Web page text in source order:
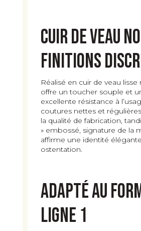
Cuir de veau
finitions
Réalisé en cuir de veau lisse
offre un toucher souple et
excellente résistance à
coutures nettes et
la qualité de fabrication,
» embossé, signature de la
affirme une identité
ostentation.
Adapté au
Ligne 1